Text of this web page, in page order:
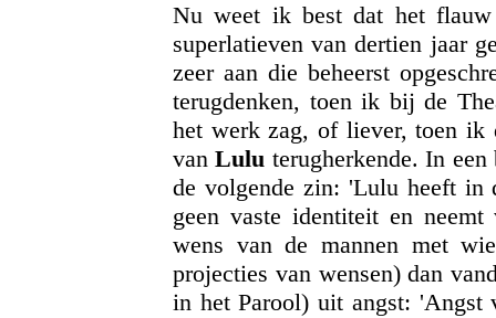
Nu weet ik best dat het flauw
superlatieven van dertien jaar
zeer aan die beheerst
terugdenken, toen ik bij de
het werk zag, of liever, toen ik
vanLulu terugherkende. In
de volgende zin: 'Lulu heeft in
geen vaste identiteit en neemt
wens van de mannen met
projecties van wensen) dan
in het Parool) uit angst: 'Angst